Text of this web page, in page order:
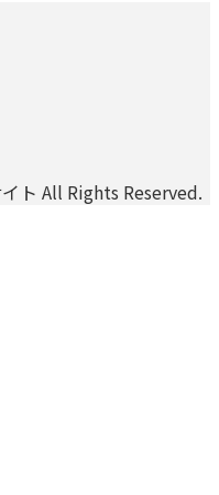
ト All Rights Reserved.